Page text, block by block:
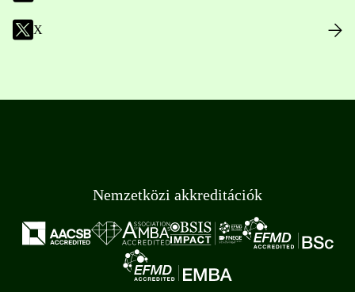
X
Nemzetközi akkreditációk